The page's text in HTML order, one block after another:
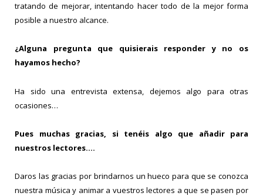
tratando de mejorar, intentando hacer todo de la mejor forma
posible a nuestro alcance.
¿Alguna pregunta que quisierais responder y no os
hayamos hecho?
Ha sido una entrevista extensa, dejemos algo para otras
ocasiones…
Pues muchas gracias, si tenéis algo que añadir para
nuestros lectores….
Daros las gracias por brindarnos un hueco para que se conozca
nuestra música y animar a vuestros lectores a que se pasen por